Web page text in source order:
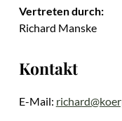
Vertreten durch:
Richard Manske
Kontakt
E-Mail: